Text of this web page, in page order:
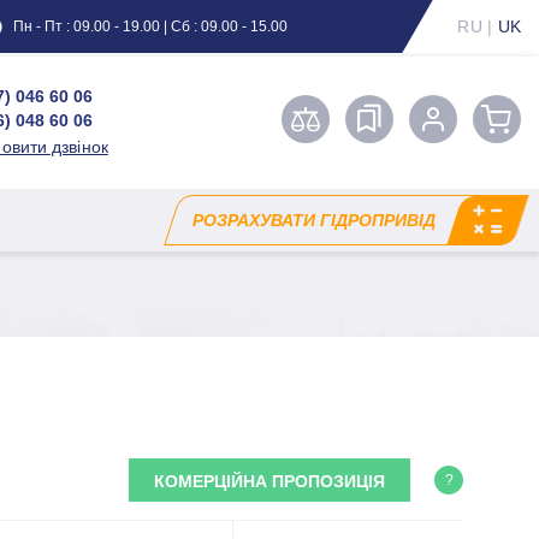
Пн - Пт : 09.00 - 19.00 | Сб : 09.00 - 15.00 RU | UK
046 60 06
048 60 06
дзвінок
РОЗРАХУВАТИ ГІДРОПРИВІД
КОМЕРЦІЙНА ПРОПОЗИЦІЯ ?